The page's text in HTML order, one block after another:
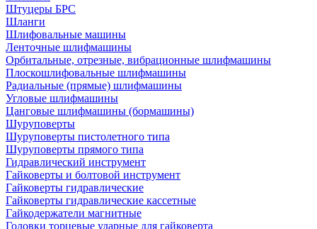
Штуцеры БРС
Шланги
Шлифовальные машины
Ленточные шлифмашины
Орбитальные, отрезные, вибрационные шлифмашины
Плоскошлифовальные шлифмашины
Радиальные (прямые) шлифмашины
Угловые шлифмашины
Цанговые шлифмашины (бормашины)
Шуруповерты
Шуруповерты пистолетного типа
Шуруповерты прямого типа
Гидравлический инструмент
Гайковерты и болтовой инструмент
Гайковерты гидравлические
Гайковерты гидравлические кассетные
Гайкодержатели магнитные
Головки торцевые ударные для гайковерта